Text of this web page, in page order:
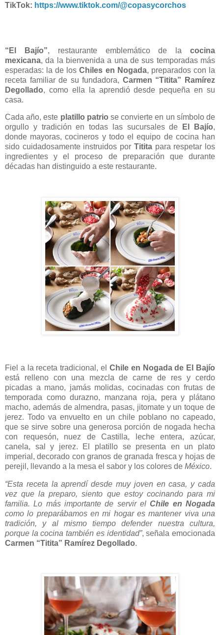
TikTok: https://www.tiktok.com/@copasycorchos
“El Bajío”, restaurante emblemático de lacocina
mexicana, da la bienvenida a una de sus temporadas más
esperadas: la de losChiles en Nogada, preparados con la
receta familiar de su fundadora, Carmen “Titita” Ramírez
Degollado, como ella la aprendió desde pequeña en su
casa.
Cada año, este platillo patrio se convierte en un símbolo de
orgullo y tradición en todas las sucursales de
El Bajío,
donde mayoras, cocineros y todo el equipo de cocina han
sido cuidadosamente instruidos por Tititapara respetar los
ingredientes y el proceso de preparación que durante
décadas han distinguido a este restaurante.
Fiel a la receta tradicional, el Chile en Nogada de El Bajío
está relleno con una mezcla de carne de res y cerdo
picadas a mano, jamás molidas, cocinadas con frutas de
temporada como durazno, manzana roja, pera y plátano
macho, además de almendra, pasas, jitomate y un toque de
jerez. Todo va envuelto en un chile poblano no capeado,
que se sirve sobre una generosa porción de nogada hecha
con requesón, nuez de Castilla, leche entera, azúcar,
canela, sal y jerez. El platillo se presenta en un plato
imperial, decorado con granos de granada fresca y hojas de
perejil, llevando a la mesa el sabor y los colores de México.
“Esta receta la aprendí desde muy joven en casa, y cada
vez que la preparo, siento que estoy cocinando para mi
familia. Lo más importante de servir elChile en Nogada
como lo preparábamos en mi hogar es mantener viva una
tradición, y al mismo tiempo defender nuestra cultura,
porque la cocina también es identidad”, señala emocionada
Carmen “Titita” Ramírez Degollado.